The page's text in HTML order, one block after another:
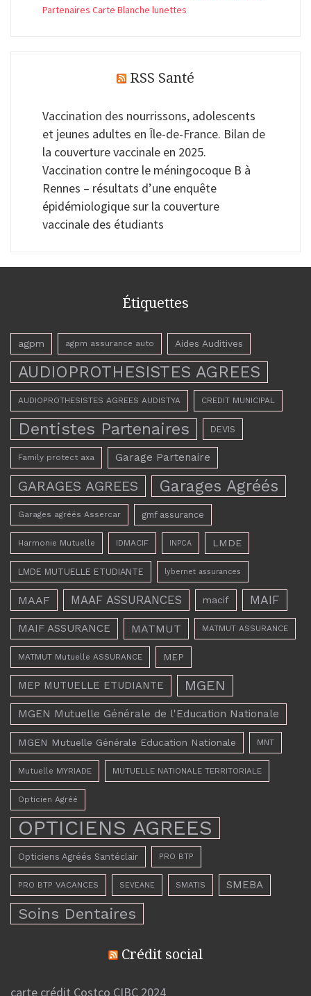
Partenaires Carte Blanche lunettes
RSS Santé
Vaccination des nourrissons, adolescents
et jeunes adultes en Île-de-France. Bilan de
la couverture vaccinale en 2025.
Vaccination contre le méningocoque B à
Rennes – résultats d’une enquête
épidémiologique sur la couverture
vaccinale des étudiants
Étiquettes
agpm agpm assurance auto Aides Auditives
AUDIOPROTHESISTES AGREES
AUDIOPROTHESISTES AGREES AUDISTYA CREDIT MUNICIPAL
Dentistes Partenaires DEVIS
Family protect axa Garage Partenaire
GARAGES AGREES Garages Agréés
Garages agréés Assercar gmf assurance
Harmonie Mutuelle IDMACIF INPCA LMDE
LMDE MUTUELLE ETUDIANTE lybernet assurances
MAAF MAAF ASSURANCES macif MAIF
MAIF ASSURANCE MATMUT MATMUT ASSURANCE
MATMUT Mutuelle ASSURANCE MEP
MEP MUTUELLE ETUDIANTE MGEN
MGEN Mutuelle Générale de l'Education Nationale
MGEN Mutuelle Générale Education Nationale MNT
Mutuelle MYRIADE MUTUELLE NATIONALE TERRITORIALE
Opticien Agréé
OPTICIENS AGREES
Opticiens Agréés Santéclair PRO BTP
PRO BTP VACANCES SEVEANE SMATIS SMEBA
Soins Dentaires
Crédit social
carte crédit Costco CIBC 2024